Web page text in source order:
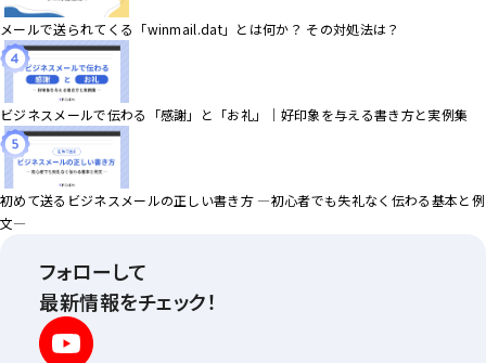
メールで送られてくる「winmail.dat」とは何か？ その対処法は？
ビジネスメールで伝わる「感謝」と「お礼」｜好印象を与える書き方と実例集
初めて送るビジネスメールの正しい書き方 ―初心者でも失礼なく伝わる基本と例
文―
フォローして
最新情報をチェック！